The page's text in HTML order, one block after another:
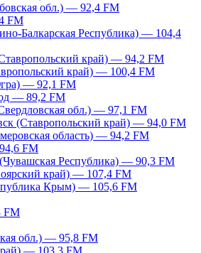
обл.) — 92,4 FM
FM
Балкарская Республика) — 104,4
край) — 94,2 FM
край) — 100,4 FM
— 92,1 FM
— 89,2 FM
обл.) — 97,1 FM
(Ставропольский край) — 94,0 FM
область) — 94,2 FM
FM
Республика) — 90,3 FM
край) — 107,4 FM
Крым) — 105,6 FM
FM
обл.) — 95,8 FM
— 103,3 FM